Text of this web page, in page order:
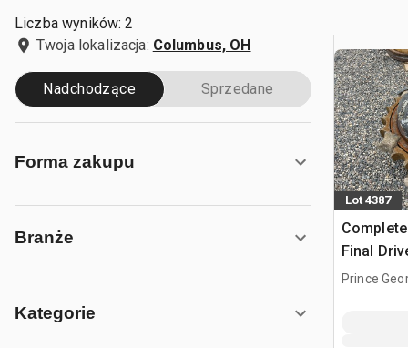
Liczba wyników: 2
Twoja lokalizacja: Columbus, OH
Nadchodzące Sprzedane
Forma zakupu
Branże
Kategorie
Lot 4387
Final
końcowy
Prince